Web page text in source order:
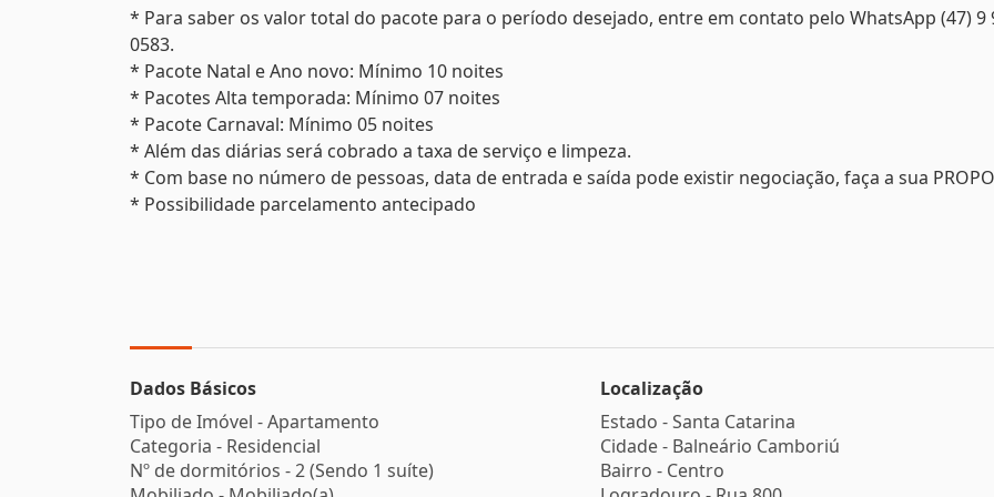
* Para saber os valor total do pacote para o período desejado, entre em contato pelo WhatsApp (47) 9
0583.
* Pacote Natal e Ano novo: Mínimo 10 noites
* Pacotes Alta temporada: Mínimo 07 noites
* Pacote Carnaval: Mínimo 05 noites
* Além das diárias será cobrado a taxa de serviço e limpeza.
* Com base no número de pessoas, data de entrada e saída pode existir negociação, faça a sua
* Possibilidade parcelamento antecipado
Dados Básicos
Tipo de Imóvel - Apartamento
Categoria - Residencial
Nº de dormitórios - 2 (Sendo 1 suíte)
Localização
Estado -Santa Catarina
Cidade - Balneário Camboriú
Bairro - Centro